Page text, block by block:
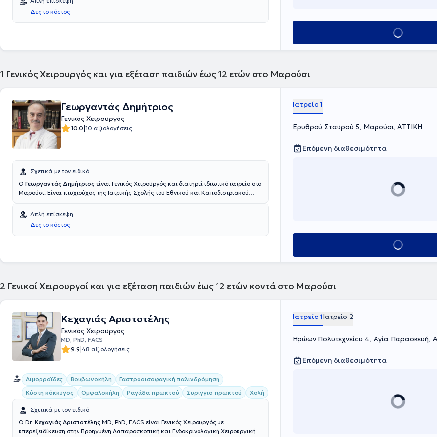
θήτευσε στο Γενικό Νοσοκομείο Αττικής "Σισμανόγλειο" και στο Γενικό Νοσοκομείο
Παίδων " Η Αγία Σοφία". Τέλος, η ιατρός στο πλαίσιο της συνεχούς επιμόρφωσής της
έχει παρακολουθήσει πλήθος συνεδρίων.
Δες το κόστος
Κλείσε ραντεβού
1 Γενικός Χειρουργός και για εξέταση παιδιών έως 12 ετών στο Μαρούσι
Γεωργαντάς Δημήτριος
Γενικός Χειρουργός
10.0|10 αξιολογήσεις
Σχετικά με τον ειδικό
Ο Γεωργαντάς Δημήτριος είναι Γενικός Χειρουργός και διατηρεί ιδιωτικό ιατρείο στο
Μαρούσι. Είναι πτυχιούχος της Ιατρικής Σχολής του Εθνικού και Καποδιστριακού
Παιδοχειρουργική Κλινική του Γενικού Νοσοκομείου Πειραιά “Τζάνειο” και στη
Χειρουργική, στην Πανεπιστημιακή Κλινική του Πανεπιστημιακού Νοσοκομείου
Αθηνών Αρεταίειο. Επιπλέον, είναι Διδάκτωρ στο Τμήμα Χειρουργικής του Εθνικού και
Καποδιστριακού Πανεπιστημίου Αθηνών και συνεργάζεται με το Metropolitan
Απλή επίσκεψη
Δες το κόστος
Ιατρείο 1
Ερυθρού Σταυρού 5, Μαρούσι, ΑΤΤΙΚΗ
Επόμενη διαθεσιμότητα
Κλείσε ραντεβού
2 Γενικοί Χειρουργοί και για εξέταση παιδιών έως 12 ετών κοντά στο Μαρούσι
Κεχαγιάς Αριστοτέλης
Γενικός Χειρουργός
MD, PhD, FACS
9.9|48 αξιολογήσεις
Αιμορροΐδες Βουβωνοκήλη
Γαστροοισοφαγική παλινδρόμηση
Κύστη κόκκυγος
Ομφαλοκήλη Ραγάδα πρωκτού Συρίγγιο πρωκτού Χολή
Σχετικά με τον ειδικό
Ο Dr. Κεχαγιάς Αριστοτέλης MD, PhD, FACS είναι Γενικός Χειρουργός με
υπερεξειδίκευση στην Προηγμένη Λαπαροσκοπική και Ενδοκρινολογική Χειρουργική,
Ιατρείο 1Ιατρείο 2
Ηρώων Πολυτεχνείου 4, Αγία Παρασκευή,
Επόμενη διαθεσιμότητα